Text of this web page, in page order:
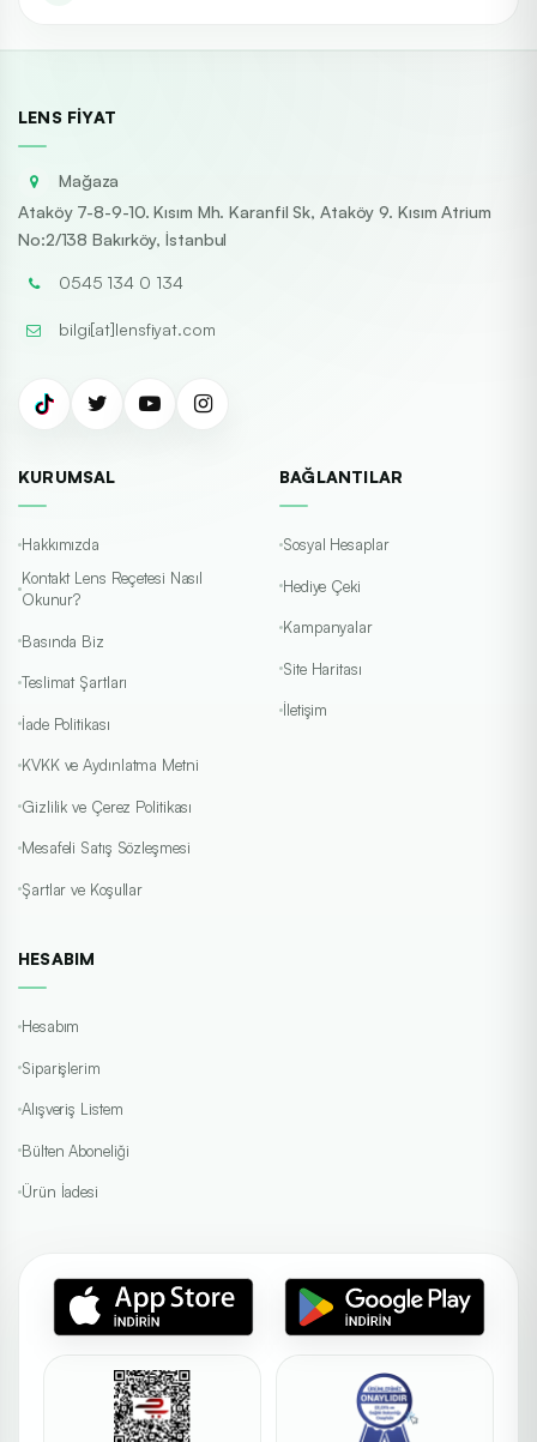
LENS FIYAT
Mağaza
Ataköy 7-8-9-10. Kısım Mh. Karanfil Sk, Ataköy 9. Kısım Atrium
No:2/138 Bakırköy, İstanbul
0545 134 0 134
bilgi[at]lensfiyat.com
KURUMSAL
Hakkımızda
Kontakt Lens Reçetesi Nasıl
Okunur?
Basında Biz
Teslimat Şartları
İade Politikası
KVKK ve Aydınlatma Metni
Gizlilik ve Çerez Politikası
Mesafeli Satış Sözleşmesi
Şartlar ve Koşullar
BAĞLANTILAR
Sosyal Hesaplar
Hediye Çeki
Kampanyalar
Site Haritası
İletişim
HESABIM
Hesabım
Siparişlerim
Alışveriş Listem
Bülten Aboneliği
Ürün İadesi